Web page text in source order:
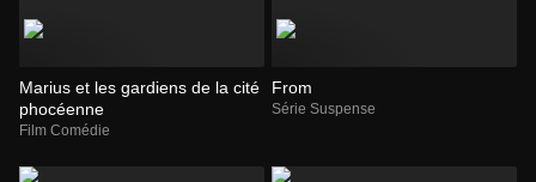
Marius et les gardiens de la cité
phocéenne
Film Comédie
From
Série Suspense